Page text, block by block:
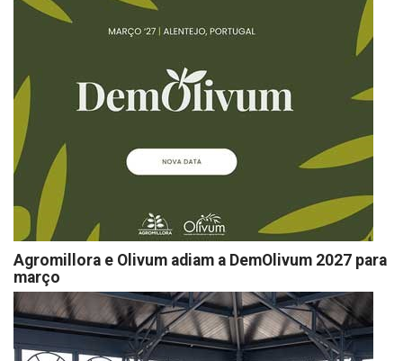
Agromillora e Olivum adiam a DemOlivum 2027 para
março